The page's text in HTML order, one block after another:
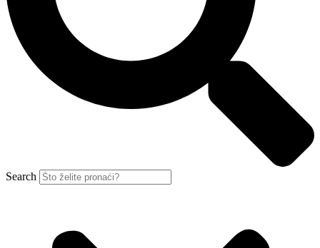
Search